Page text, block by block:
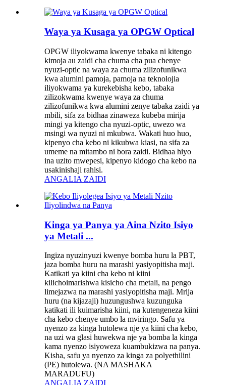
Waya ya Kusaga ya OPGW Optical
OPGW iliyokwama kwenye tabaka ni kitengo
kimoja au zaidi cha chuma cha pua chenye
nyuzi-optic na waya za chuma zilizofunikwa
kwa alumini pamoja, pamoja na teknolojia
iliyokwama ya kurekebisha kebo, tabaka
zilizokwama kwenye waya za chuma
zilizofunikwa kwa alumini zenye tabaka zaidi ya
mbili, sifa za bidhaa zinaweza kubeba mirija
mingi ya kitengo cha nyuzi-optic, uwezo wa
msingi wa nyuzi ni mkubwa. Wakati huo huo,
kipenyo cha kebo ni kikubwa kiasi, na sifa za
umeme na mitambo ni bora zaidi. Bidhaa hiyo
ina uzito mwepesi, kipenyo kidogo cha kebo na
usakinishaji rahisi.
ANGALIA ZAIDI
Kinga ya Panya ya Aina Nzito Isiyo
ya Metali ...
Ingiza nyuzinyuzi kwenye bomba huru la PBT,
jaza bomba huru na marashi yasiyopitisha maji.
Katikati ya kiini cha kebo ni kiini
kilichoimarishwa kisicho cha metali, na pengo
limejazwa na marashi yasiyopitisha maji. Mrija
huru (na kijazaji) huzungushwa kuzunguka
katikati ili kuimarisha kiini, na kutengeneza kiini
cha kebo chenye umbo la mviringo. Safu ya
nyenzo za kinga hutolewa nje ya kiini cha kebo,
na uzi wa glasi huwekwa nje ya bomba la kinga
kama nyenzo isiyoweza kuambukizwa na panya.
Kisha, safu ya nyenzo za kinga za polyethilini
(PE) hutolewa. (NA MASHAKA
MARADUFU)
ANGALIA ZAIDI